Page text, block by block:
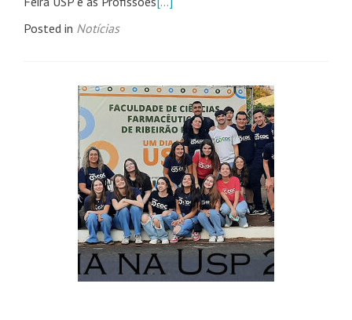
Posted in Notícias